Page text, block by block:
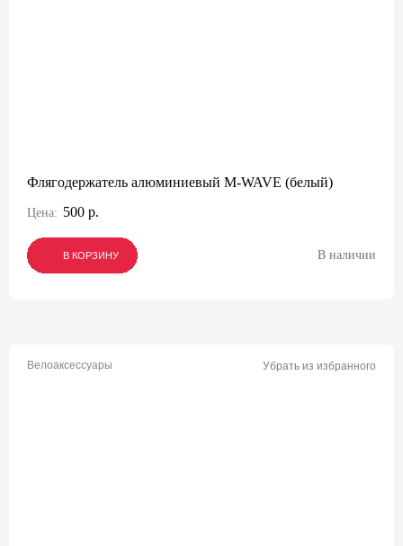
Флягодержатель алюминиевый M-WAVE (белый)
Цена: 500 р.
В КОРЗИНУ
В КОРЗИНУ
В КОРЗИНУ В наличии
Велоаксессуары Убрать из избранного